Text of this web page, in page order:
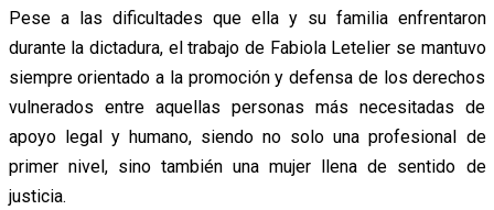
Pese a las dificultades que ella y su familia enfrentaron
durante la dictadura, el trabajo de Fabiola Letelier se mantuvo
siempre orientado a la promoción y defensa de los derechos
vulnerados entre aquellas personas más necesitadas de
apoyo legal y humano, siendo no solo una profesional de
primer nivel, sino también una mujer llena de sentido de
justicia.